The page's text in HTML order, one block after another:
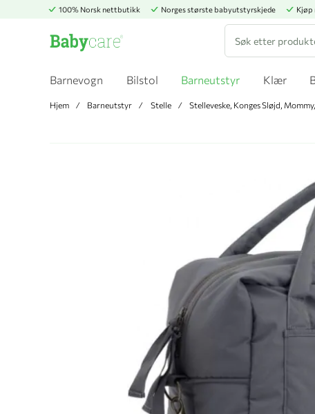
100% Norsk nettbutikk Norges største babyutstyrskjede Kjøp
Søk
Barnevogn Bilstol Barneutstyr Klær
Hjem Barneutstyr Stelle Stelleveske, Konges Sløjd,